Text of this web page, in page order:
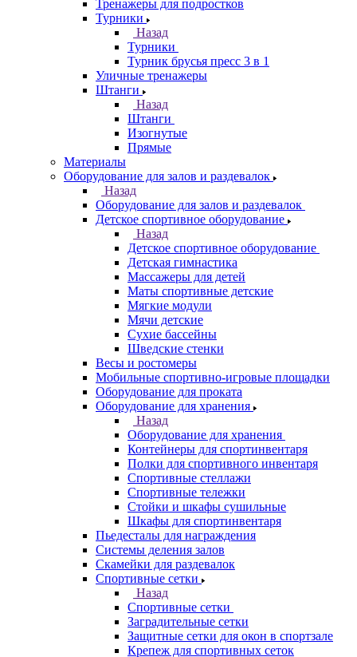
Тренажеры для подростков
Турники
Назад
Турники
Турник брусья пресс 3 в 1
Уличные тренажеры
Штанги
Назад
Штанги
Изогнутые
Прямые
Материалы
Оборудование для залов и раздевалок
Назад
Оборудование для залов и раздевалок
Детское спортивное оборудование
Назад
Детское спортивное оборудование
Детская гимнастика
Массажеры для детей
Маты спортивные детские
Мягкие модули
Мячи детские
Сухие бассейны
Шведские стенки
Весы и ростомеры
Мобильные спортивно-игровые площадки
Оборудование для проката
Оборудование для хранения
Назад
Оборудование для хранения
Контейнеры для спортинвентаря
Полки для спортивного инвентаря
Спортивные стеллажи
Спортивные тележки
Стойки и шкафы сушильные
Шкафы для спортинвентаря
Пьедесталы для награждения
Системы деления залов
Скамейки для раздевалок
Спортивные сетки
Назад
Спортивные сетки
Заградительные сетки
Защитные сетки для окон в спортзале
Крепеж для спортивных сеток